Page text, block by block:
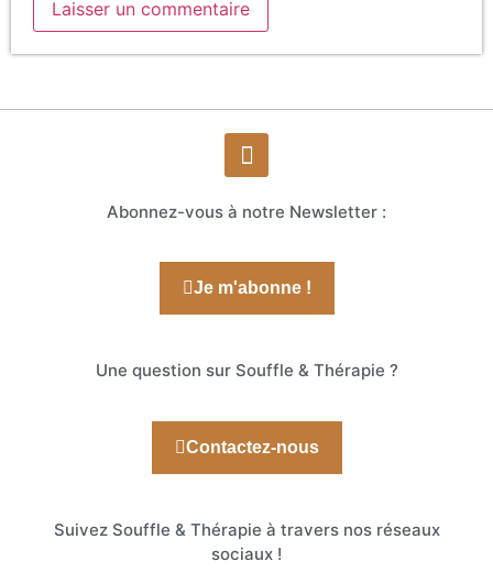
Abonnez-vous à notre Newsletter :
Je m'abonne !
Une question sur Souffle & Thérapie ?
Contactez-nous
Suivez Souffle & Thérapie à travers nos réseaux
sociaux !